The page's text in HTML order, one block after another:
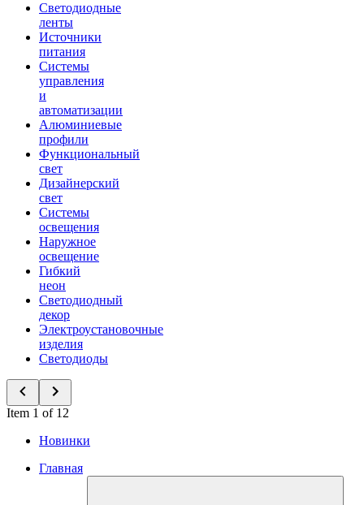
Светодиодные
ленты
Источники
питания
Системы
управления
и
автоматизации
Алюминиевые
профили
Функциональный
свет
Дизайнерский
свет
Системы
освещения
Наружное
освещение
Гибкий
неон
Светодиодный
декор
Электроустановочные
изделия
Светодиоды
Item 1 of 12
Новинки
Главная